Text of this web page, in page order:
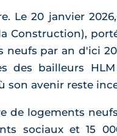
Le 20 janvier
Construction),
neufs par an d'ici
des bailleurs
son avenir reste
de logements
sociaux et 15